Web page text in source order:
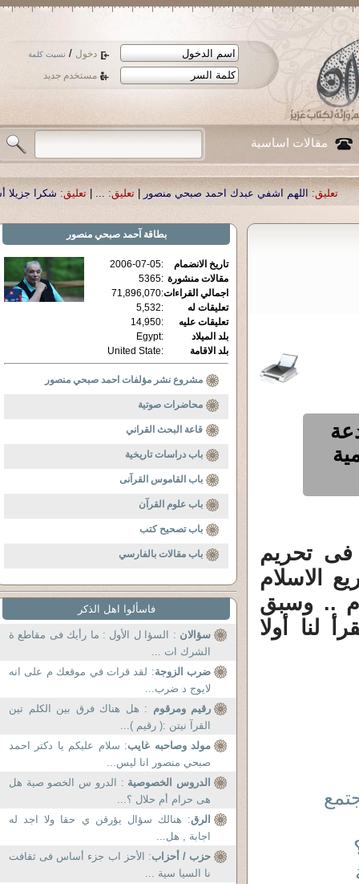
دخول / نسيت كلمة
مستخدم جديد
مقالات اساسية
اشفي عبدك احمد صبحي منصور| تعليق: ...
|تعليق: شكرا جزيلا أستاذ حمد
فى تحريم
الاسلام
.. وسبق
لنا أولا
بطاقة آحمد صبحي منصور
تاريخ الانضمام :
2006-07-05
مقالات منشورة :
5365
اجمالي القراءات:
71,896,070
تعليقات له
:
5,532
تعليقات عليه
:
14,950
بلد الميلاد
:
Egypt
بلد الاقامة
:
United State
مشروع نشر مؤلفات احمد صبحي منصور
محاضرات صوتية
قاعة البحث القراني
باب دراسات تاريخية
باب القاموس القرآنى
باب علوم القرآن
باب تصحيح كتب
باب مقالات بالفارسي
فاسألوا اهل الذكر
سؤالان : السؤا ل الأول : ما رأيك فى مقاطع ة
الشرك ات ...
ضرب الزوجة: لقد قرات في موقعك م على انه
لايوج د ضرب...
رقيم ومرقوم : هل هناك فرق بين الكلم تين
القرآ نيتن :( رقيم )...
مولد وصاحبه غايب: سلام عليکم يا دکتر احمد
صبحي منصور انا ليس...
الدروس الخصوصية : الدرو س الخصو صية هل
هى حرام أم حلال ؟...
الرق: هنالك سؤال يؤرقن ي حقا ولا اجد له
اجابة , هل...
حزب / أحزاب: الأحز اب جزء أساس فى ثقافت
نا السيا سية ...